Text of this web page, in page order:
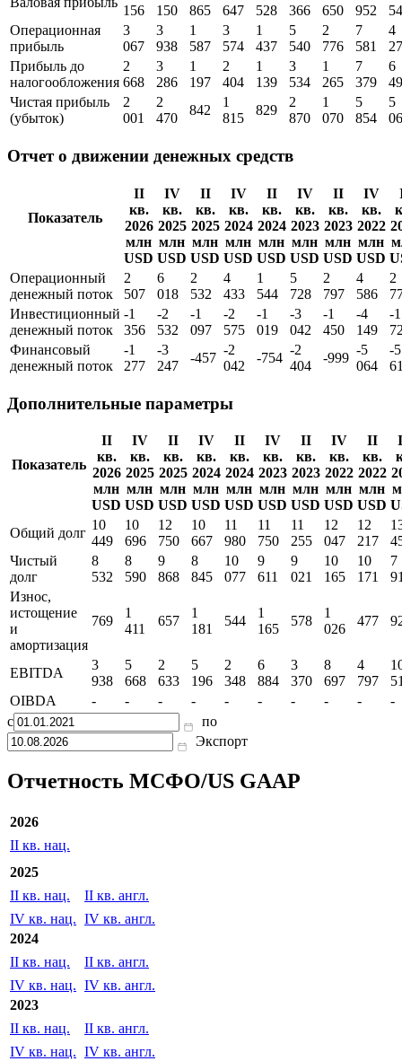
Выручка
8
297
13
763
6
100
12
535
5
606
14
409
7
161
16
876
8
Валовая прибыль
4
156
6
150
2
865
5
647
2
528
7
366
3
650
9
952
5
Операционная
прибыль
3
067
3
938
1
587
3
574
1
437
5
540
2
776
7
581
4
Прибыль до
2
3
2
3
1
7
6
Чистая прибыль
2
2
1
2
Отчет о движении денежных средств
Показатель
II
кв.
2026
млн
USD
IV
кв.
2025
млн
USD
II
кв.
2025
млн
USD
IV
кв.
2024
млн
USD
II
2024
млн
USD
IV
кв.
2023
млн
USD
II
кв.
2023
млн
USD
IV
кв.
2022
млн
USD
Операционный
денежный поток
2
507
6
018
2
532
4
433
1
544
5
728
2
797
4
586
2
Инвестиционный
-1
-2
-2
-3
-4
-1
Финансовый
-1
-3
-2
Дополнительные параметры
Показатель
II
кв.
2026
млн
USD
IV
кв.
2025
млн
USD
II
кв.
2025
млн
USD
IV
кв.
2024
млн
USD
II
кв.
2024
млн
USD
IV
кв.
2023
млн
USD
II
кв.
2023
млн
USD
IV
кв.
2022
млн
USD
II
кв.
2022
млн
USD
Общий долг
10
10
12
10
11
11
11
12
12
Чистый
долг
8
8
590
9
8
845
10
9
611
9
10
165
10
7
истощение
амортизация
769
1
411
657
1
181
544
1
165
578
1
026
477
EBITDA
633
5
196
348
с
по
Отчетность МСФО/US GAAP
II кв. нац.
2025
II кв. нац.
II кв. англ.
IV кв. нац.
IV кв. англ.
2024
II кв. нац.
II кв. англ.
IV кв. нац.
IV кв. англ.